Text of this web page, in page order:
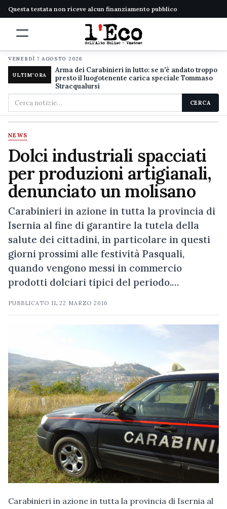
Questa testata non riceve alcun finanziamento pubblico
VENERDÌ 7 AGOSTO 2026
ULTIM'ORA
Arma dei Carabinieri in lutto: se n'è andato troppo
presto il luogotenente carica speciale Tommaso
Stracqualursi
Cerca
nel
sito
CERCA
NEWS
Dolci industriali spacciati
per produzioni artigianali,
denunciato un molisano
Carabinieri in azione in tutta la provincia di
Isernia al fine di garantire la tutela della
salute dei cittadini, in particolare in questi
giorni prossimi alle festività Pasquali,
quando vengono messi in commercio
prodotti dolciari tipici del periodo.…
PUBBLICATO IL22 MARZO 2016
Carabinieri in azione in tutta la provincia di Isernia al